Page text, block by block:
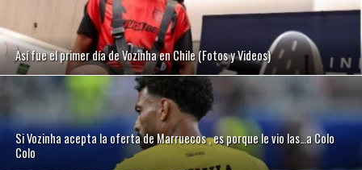
Así fue el primer día de Vozinha en Chile (Fotos y Videos)
Si Vozinha acepta la oferta de Marruecos , es porque le vio las…a Colo
Colo